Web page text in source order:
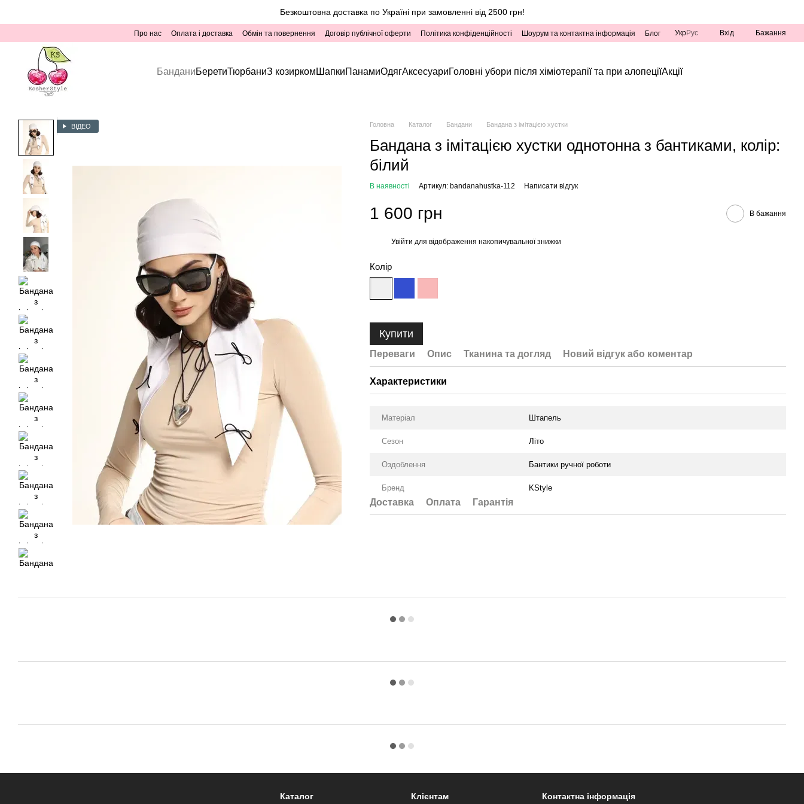
Безкоштовна доставка по Україні при замовленні від 2500 грн!
Про нас Оплата і доставка Обмін та повернення Договір публічної оферти Політика конфіденційності Шоурум та контактна інформація Блог УкрРус Вхід Бажання
БанданиБеретиТюрбаниЗ козирком ШапкиПанамиОдягАксесуариГоловні убори після хіміотерапії та при алопеціїАкції
ВІДЕО Головна Каталог Бандани Бандана з імітацією хустки
Бандана з імітацією хустки однотонна з бантиками, колір:
білий
В наявності Артикул: bandanahustka-112 Написати відгук
1 600 грн В бажання
Увійти для відображення накопичувальної знижки
Колір
Купити
Переваги Опис Тканина та догляд Новий відгук або коментар
Характеристики
Матеріал Штапель
Сезон Літо
Оздоблення Бантики ручної роботи
Бренд KStyle
Доставка Оплата Гарантія
Каталог Клієнтам Контактна інформація